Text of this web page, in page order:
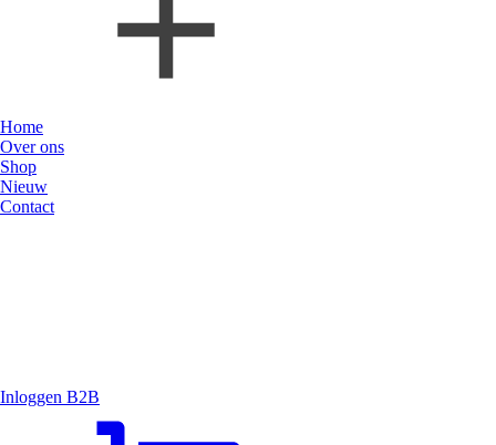
Home
Over ons
Shop
Nieuw
Contact
Inloggen B2B